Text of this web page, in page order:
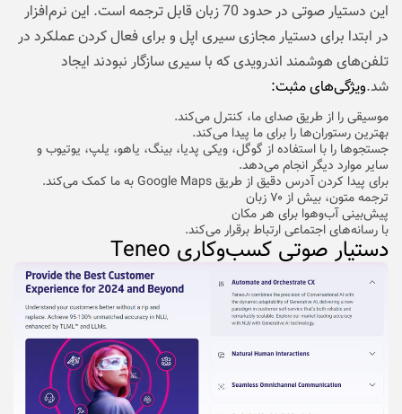
این دستیار صوتی در حدود 70 زبان قابل ترجمه است. این نرم‌افزار
در ابتدا برای دستیار مجازی سیری اپل و برای فعال کردن عملکرد در
تلفن‌های هوشمند اندرویدی که با سیری سازگار نبودند ایجاد
شد.ویژگی‌های مثبت:
موسیقی را از طریق صدای ما، کنترل می‌کند.
بهترین رستوران‌ها را برای ما پیدا می‌کند.
جستجوها را با استفاده از گوگل، ویکی پدیا، بینگ، یاهو، یلپ، یوتیوب و
سایر موارد دیگر انجام می‌دهد.
برای پیدا کردن آدرس دقیق از طریق Google Maps به ما کمک می‌کند.
ترجمه متون، بیش از ۷۰ زبان
پیش‌بینی آب‌وهوا برای هر مکان
با رسانه‌های اجتماعی ارتباط برقرار می‌کند.
دستیار صوتی کسب‌وکاری Teneo